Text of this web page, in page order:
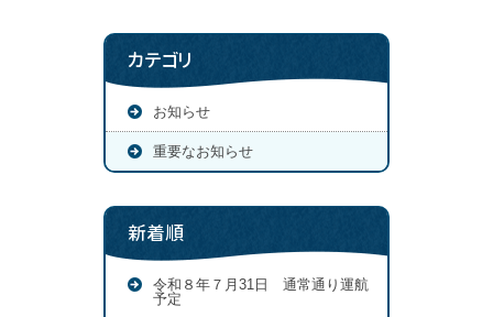
カテゴリ
お知らせ
重要なお知らせ
新着順
令和８年７月31日 通常通り運航
予定